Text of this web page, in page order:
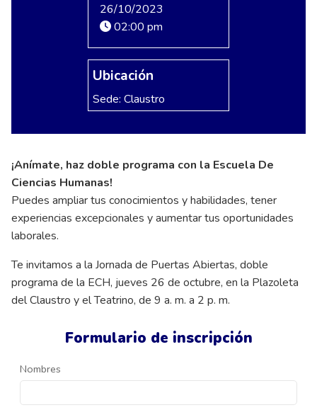
Formulario de inscripción
Nombres
26/10/2023
02:00 pm
Ubicación
Sede: Claustro
¡Anímate, haz doble programa con la Escuela De
Ciencias Humanas!
Puedes ampliar tus conocimientos y habilidades, tener
experiencias excepcionales y aumentar tus oportunidades
laborales.
Te invitamos a la Jornada de Puertas Abiertas, doble
programa de la ECH, jueves 26 de octubre, en la Plazoleta
del Claustro y el Teatrino, de 9 a. m. a 2 p. m.